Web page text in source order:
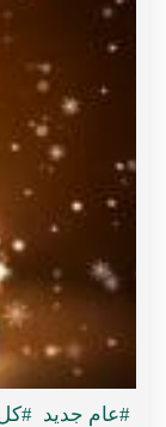
#عام جديد #كل